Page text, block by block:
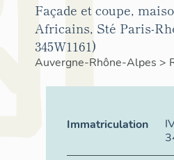
Façade et coupe,
Africains, Sté Paris-
345W1161)
Auvergne-Rhône-Alpes >
Immatriculation